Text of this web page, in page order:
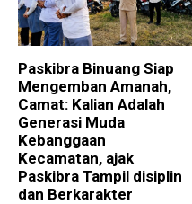
Paskibra Binuang Siap
Mengemban Amanah,
Camat: Kalian Adalah
Generasi Muda
Kebanggaan
Kecamatan, ajak
Paskibra Tampil disiplin
dan Berkarakter